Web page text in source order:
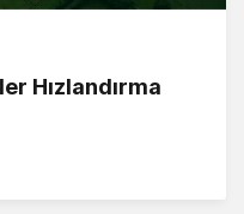
Hızlandırma